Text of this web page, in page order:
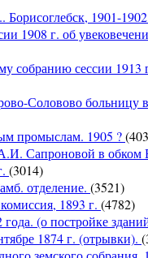
1901-1902
1908 г. об
собранию сессии
Соловово больницу
промыслам. 1905 ?
Сапроновой в
(3014)
отделение. (3521)
1893 г. (4782)
(о постройке
1874 г. (отрывки).